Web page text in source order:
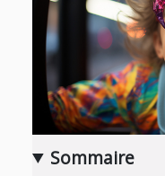
Sommaire